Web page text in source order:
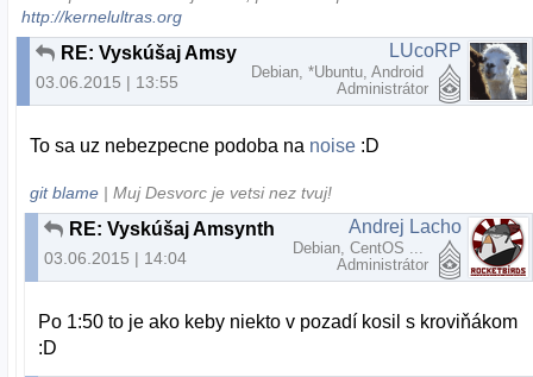
http://kernelultras.org
RE: Vyskúšaj Amsynth
03.06.2015 | 13:55
LUcoRP
Debian, *Ubuntu, Android
Administrátor
To sa uz nebezpecne podoba na noise :D
git blame | Muj Desvorc je vetsi nez tvuj!
RE: Vyskúšaj Amsynth
03.06.2015 | 14:04
Andrej Lacho
Debian, CentOS ...
Administrátor
Po 1:50 to je ako keby niekto v pozadí kosil s kroviňákom
:D